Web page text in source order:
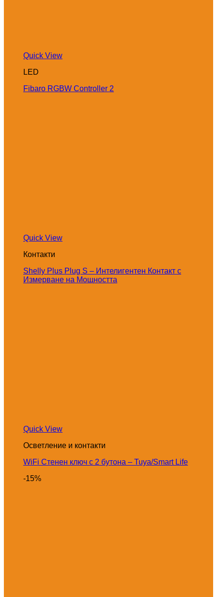
Quick View
LED
Fibaro RGBW Controller 2
Quick View
Контакти
Shelly Plus Plug S – Интелигентен Контакт с
Измерване на Мощността
Quick View
Осветление и контакти
WiFi Стенен ключ с 2 бутона – Tuya/Smart Life
-15%